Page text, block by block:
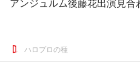
アンジュルム後藤花出演見合
ハロプロの種